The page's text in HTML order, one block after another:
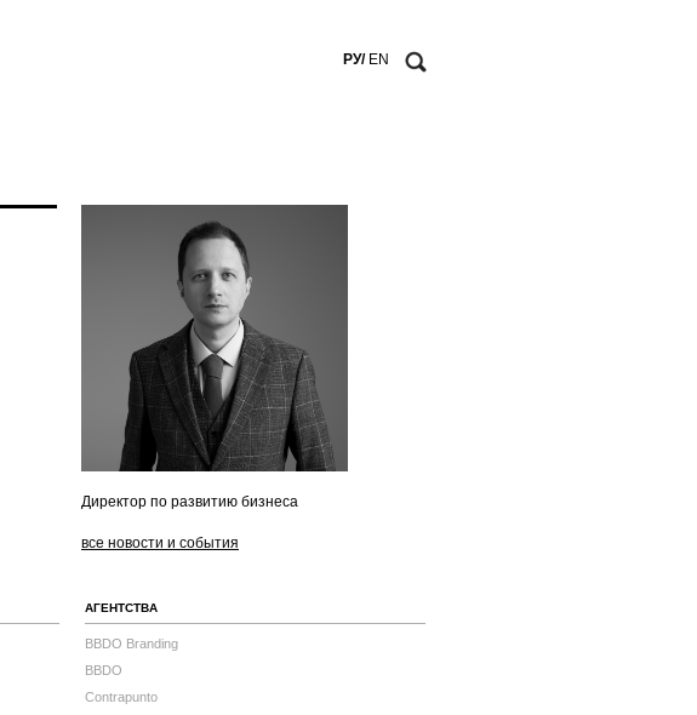
РУ/ EN
Директор по развитию бизнеса
все новости и события
АГЕНТСТВА
BBDO Branding
BBDO
Contrapunto